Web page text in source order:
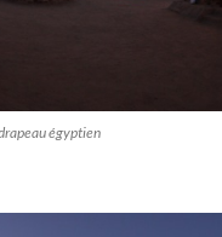
égyptien